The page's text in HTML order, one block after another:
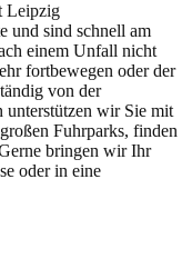
Leipzig
und sind schnell am
einem Unfall nicht
fortbewegen oder der
von der
unterstützen wir Sie mit
Fuhrparks, finden
bringen wir Ihr
oder in eine